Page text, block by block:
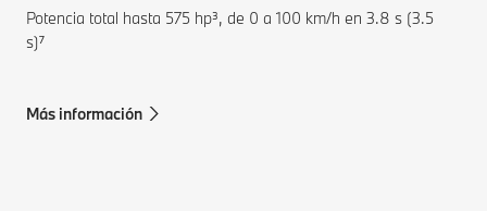
Potencia total hasta 575 hp³, de 0 a 100 km/h en 3.8 s (3.5
s)⁷
Más información